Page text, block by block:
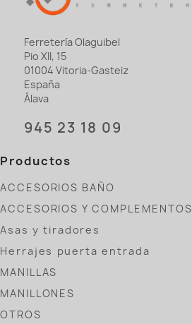
Ferretería Olaguibel
Pio XII, 15
01004 Vitoria-Gasteiz
España
Álava
945 23 18 09
Productos
ACCESORIOS BAÑO
ACCESORIOS Y COMPLEMENTOS
Asas y tiradores
Herrajes puerta entrada
MANILLAS
MANILLONES
OTROS